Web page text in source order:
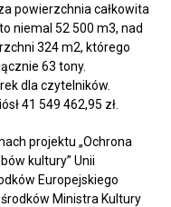
powierzchnia całkowita
niemal 52 500 m3, nad
324 m2, którego
63 tony.
dla czytelników.
41 549 462,95 zł.
projektu „Ochrona
kultury” Unii
Europejskiego
Ministra Kultury